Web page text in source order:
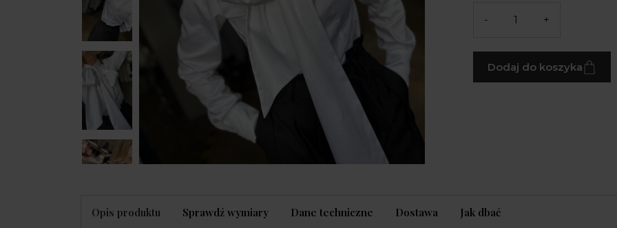
- +
Dodaj do koszyka
Opis produktu Sprawdź wymiary Dane techniczne Dostawa Jak dbać